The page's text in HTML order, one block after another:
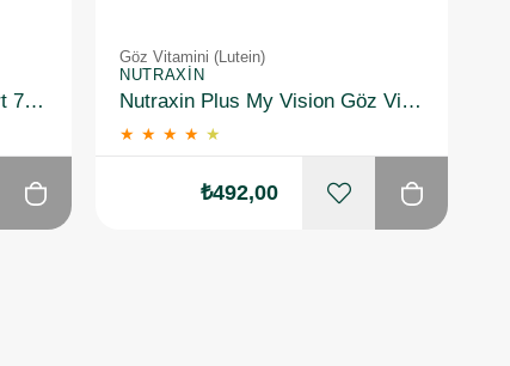
Head & Shoulders Pro-Expert 7 Çay Ağacı ile İnatçı Kepek Kontrolü Şampuan 300 ml
Göz Vitamini (Lutein)
NUTRAXIN
Nutraxin Plus My Vision Göz Vitamini Lutein Zeaksantin 60 Kapsül
★ ★ ★ ★ ★
₺492,00